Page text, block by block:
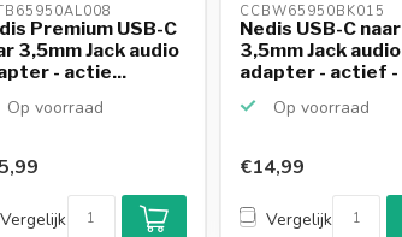
Premium USB-C
3,5mm Jack audio
- actie...
Op voorraad
Vergelijk
CCBW65950BK015
Nedis USB-C naar
3,5mm Jack audio
adapter - actief -
Op voorraad
€14,99
Vergelijk